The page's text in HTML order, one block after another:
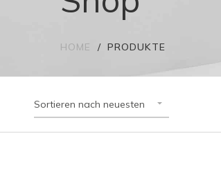
HOME PRODUKTE
Sortieren nach neuesten